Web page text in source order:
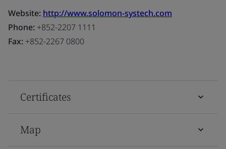
Website: http://www.solomon-systech.com
Phone: +852-2207 1111
Fax: +852-2267 0800
Certificates
Map